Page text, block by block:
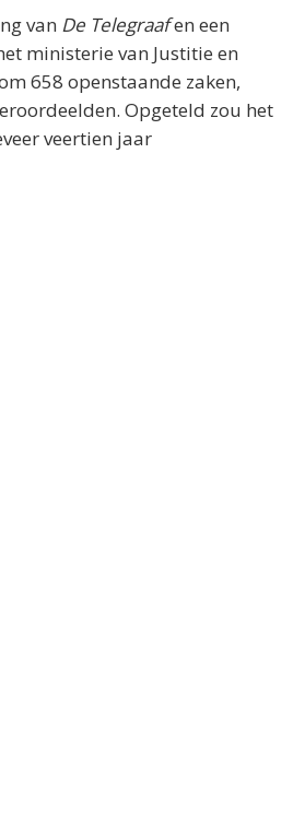
van De Telegraafen een
ministerie van Justitie en
658 openstaande zaken,
Opgeteld zou het
veertien jaar